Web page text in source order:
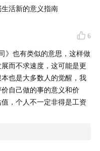
活新的意义指南
6
》也有类似的意思，这样做
而不求速度，这可能是更
也是大多数人的觉醒，我
自己做的事的意义和价
，个人不一定非得是工资